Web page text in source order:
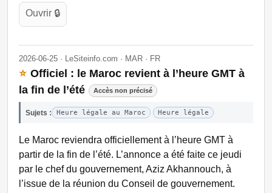
Ouvrir 🔒
2026-06-25 · LeSiteinfo.com · MAR · FR
⭐ Officiel : le Maroc revient à l’heure GMT à
la fin de l’été
Accès non précisé
Sujets : Heure légale au Maroc Heure légale
Le Maroc reviendra officiellement à l’heure GMT à
partir de la fin de l’été. L’annonce a été faite ce jeudi
par le chef du gouvernement, Aziz Akhannouch, à
l’issue de la réunion du Conseil de gouvernement.